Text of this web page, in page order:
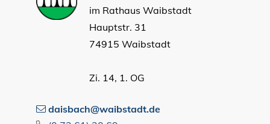
im Rathaus Waibstadt
Hauptstr. 31
74915 Waibstadt
Zi. 14, 1. OG
daisbach@waibstadt.de